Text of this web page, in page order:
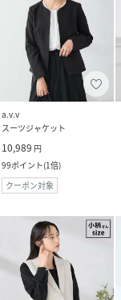
a.v.v
スーツジャケット
10,989 円
99ポイント(1倍)
クーポン対象